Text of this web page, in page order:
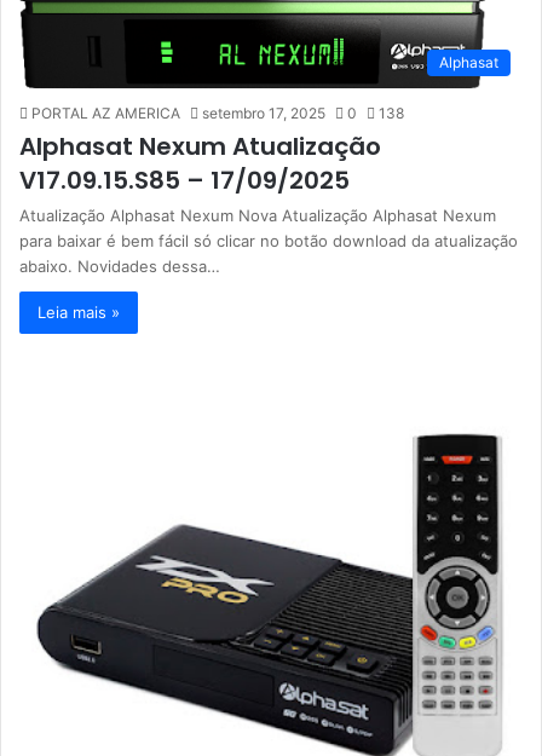
Alphasat
PORTAL AZ AMERICA setembro 17, 2025 0 138
Alphasat Nexum Atualização
V17.09.15.S85 – 17/09/2025
Atualização Alphasat Nexum Nova Atualização Alphasat Nexum
para baixar é bem fácil só clicar no botão download da atualização
abaixo. Novidades dessa…
Leia mais »